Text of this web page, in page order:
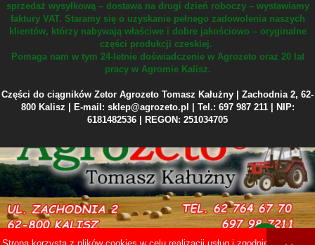
sprzedaż wysyłkową – dostawa na drugi dzień roboczy – wystawiamy
faktury VAT. Staramy się o uzyskanie pełnego zadowolenia naszych
klientów, którzy nabywają właściwe i dobre jakościowo – oryginalne
części produkcji czeskiej.
Pomaga nam w tym 24-letnie doświadczenie w Agrozeto oraz 20 lat
pracy w Agromie Kalisz.
Części do ciągników Zetor Agrozeto Tomasz Kałużny | Zachodnia 2, 62-
800 Kalisz | E-mail: sklep@agrozeto.pl | Tel.: 697 987 211 | NIP:
6181482536 | REGON: 251034705